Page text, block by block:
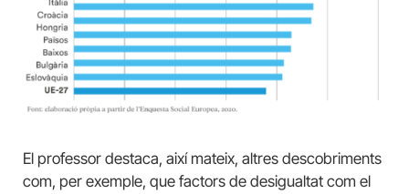
El professor destaca, així mateix, altres descobriments
com, per exemple, que factors de desigualtat com el